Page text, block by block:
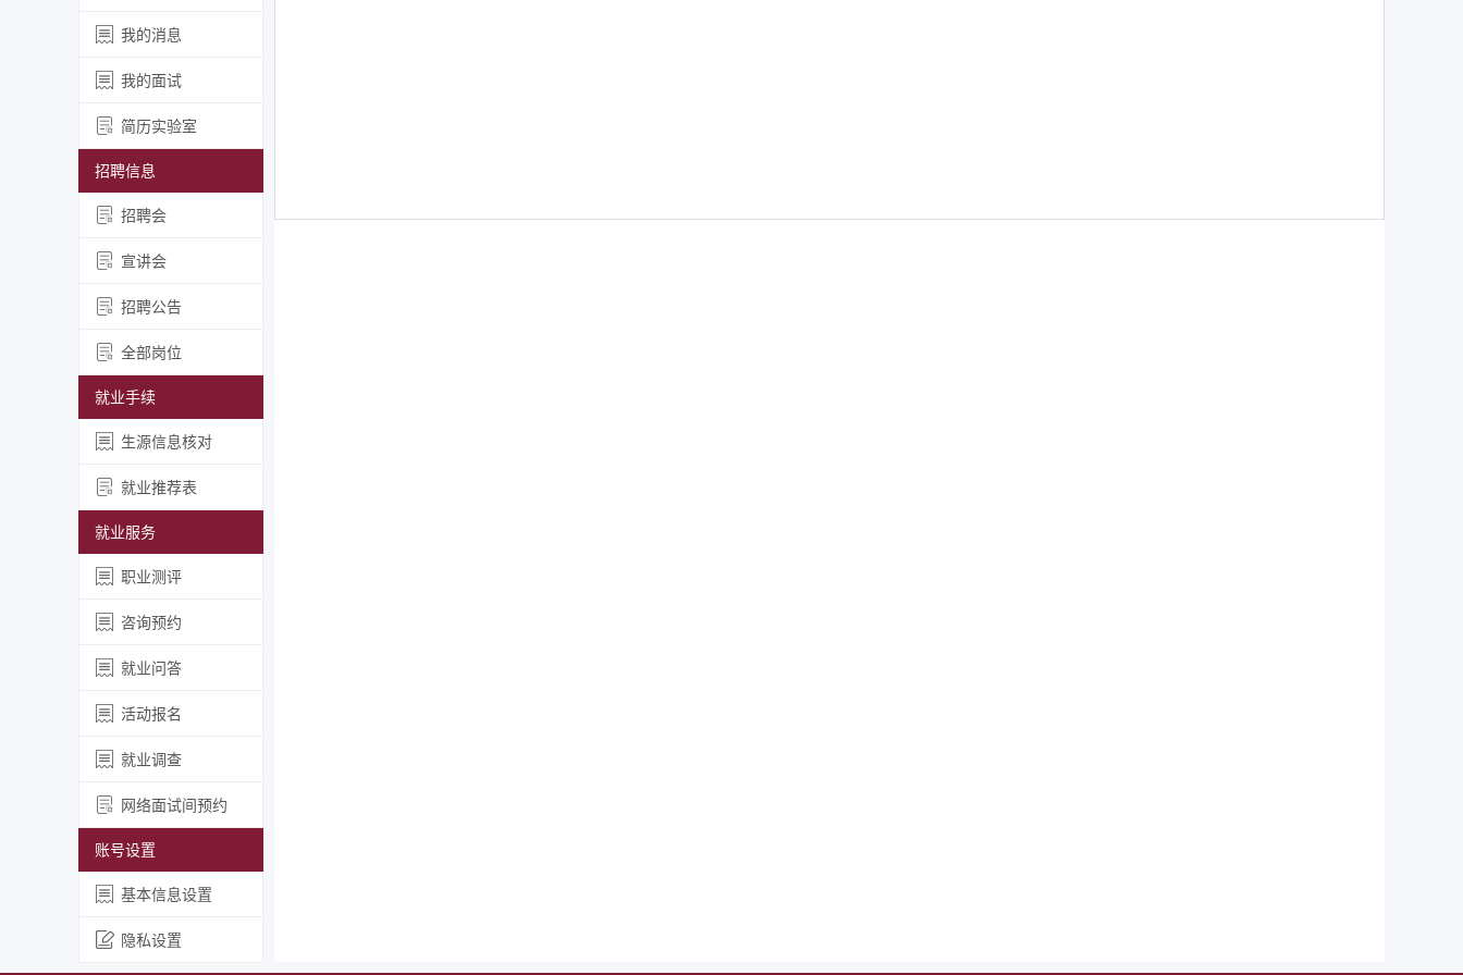
我的消息
我的面试
简历实验室
招聘信息
招聘会
宣讲会
招聘公告
全部岗位
就业手续
生源信息核对
就业推荐表
就业服务
职业测评
咨询预约
就业问答
活动报名
就业调查
网络面试间预约
账号设置
基本信息设置
隐私设置